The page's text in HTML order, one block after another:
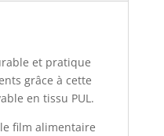
et pratique
grâce à cette
en tissu PUL.
film alimentaire